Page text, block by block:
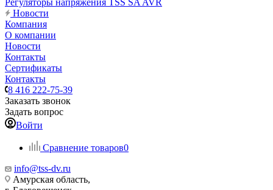
Регуляторы напряжения TSS SA AVR
Новости
Компания
О компании
Новости
Контакты
Сертификаты
Контакты
8 416 222-75-39
Заказать звонок
Задать вопрос
Войти
Сравнение товаров0
info@tss-dv.ru
Амурская область,